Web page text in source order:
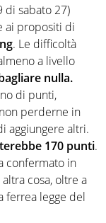
di sabato 27)
ai propositi di
. Le difficoltà
a livello
nulla.
di punti,
perderne in
aggiungere altri.
170 punti.
confermato in
cosa, oltre a
ferrea legge del